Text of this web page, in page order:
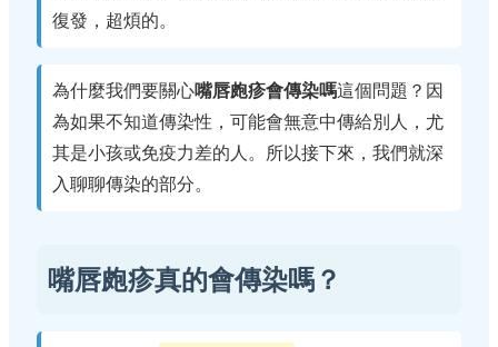
復發，超煩的。
為什麼我們要關心嘴唇皰疹會傳染嗎這個問題？因
為如果不知道傳染性，可能會無意中傳給別人，尤
其是小孩或免疫力差的人。所以接下來，我們就深
入聊聊傳染的部分。
嘴唇皰疹真的會傳染嗎？